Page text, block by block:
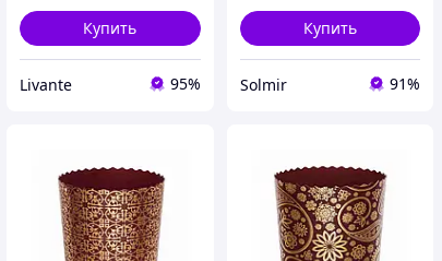
Купить
Livante 95%
Купить
Solmir 91%